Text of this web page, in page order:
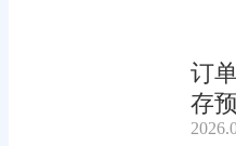
订
存